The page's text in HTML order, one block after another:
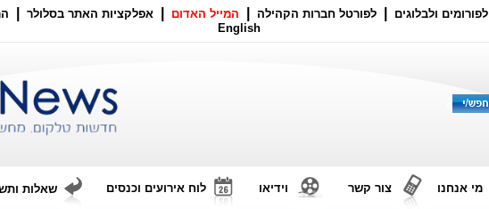
לפורומים ולבלוגים לפורטל חברות הקהילה המייל האדום אפלקציות האתר בסלולר
English
מי אנחנו צור קשר וידיאו לוח אירועים וכנסים שאלות